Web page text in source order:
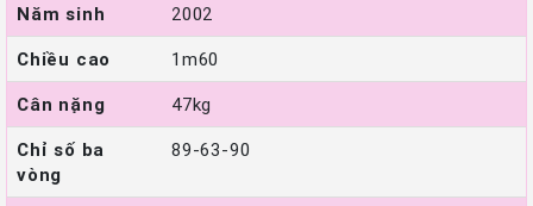
Năm sinh
2002
Chiều cao
1m60
Cân nặng
47kg
Chỉ số ba
vòng
89-63-90